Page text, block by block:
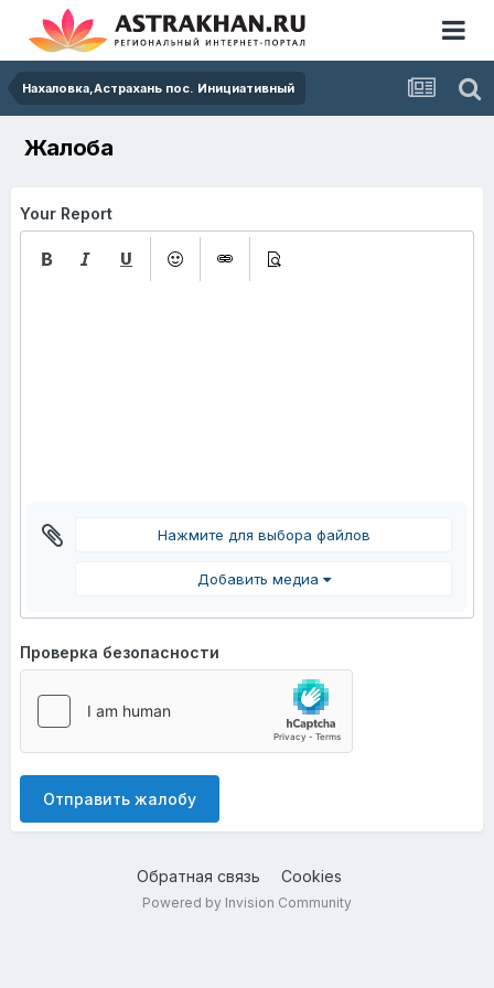
Нахаловка,Астрахань пос. Инициативный
Жалоба
Your Report
Нажмите для выбора файлов
Добавить медиа
Проверка безопасности
Отправить жалобу
Обратная связь Cookies
Powered by Invision Community